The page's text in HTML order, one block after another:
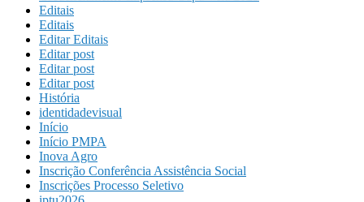
Editais
Editais
Editar Editais
Editar post
Editar post
Editar post
História
identidadevisual
Início
Início PMPA
Inova Agro
Inscrição Conferência Assistência Social
Inscrições Processo Seletivo